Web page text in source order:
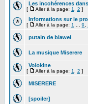
Les incohérences
[ Aller à la page: 1 2 ]
Informations sur le
[ Aller à la page: 1 9
putain de blawel
La musique Miserere
Volokine
[ Aller à la page: 1 2 ]
MISERERE
[spoiler]